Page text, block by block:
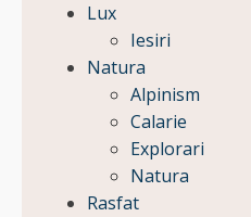
Lux
Iesiri
Natura
Alpinism
Calarie
Explorari
Natura
Rasfat